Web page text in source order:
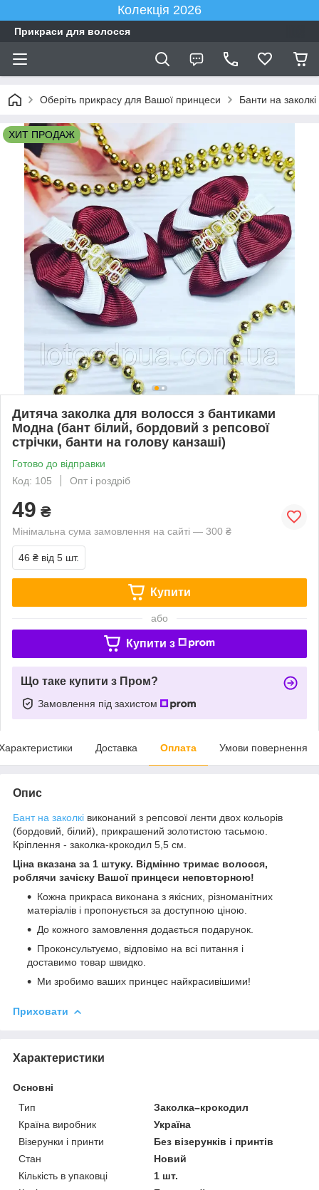
Колекція 2026
Прикраси для волосся
Оберіть прикрасу для Вашої принцеси Банти на заколкі
ХИТ ПРОДАЖ
Дитяча заколка для волосся з бантиками
Модна (бант білий, бордовий з репсової
стрічки, банти на голову канзаші)
Готово до відправки
Код: 105
Опт і роздріб
49 ₴
Мінімальна сума замовлення на сайті — 300 ₴
46 ₴ від 5 шт.
Купити
або
Купити з
Що таке купити з Пром?
Замовлення під захистом
Доставка Оплата Умови повернення
Опис
Бант на заколкі виконаний з репсової лєнти двох кольорів
(бордовий, білий), прикрашений золотистою тасьмою.
Кріплення - заколка-крокодил 5,5 см.
Ціна вказана за 1 штуку. Відмінно тримає волосся,
роблячи зачіску Вашої принцеси неповторною!
Кожна прикраса виконана з якісних, різноманітних
матеріалів і пропонується за доступною ціною.
До кожного замовлення додається подарунок.
Проконсультуємо, відповімо на всі питання і
доставимо товар швидко.
Ми зробимо ваших принцес найкрасивішими!
Приховати
Характеристики
Основні
Тип
Заколка–крокодил
Країна виробник
Україна
Візерунки і принти
Без візерунків і принтів
Стан
Новий
Кількість в упаковці
1 шт.